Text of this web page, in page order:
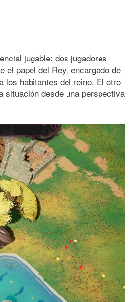
jugable: dos jugadores
el papel del Rey, encargado de
los habitantes del reino. El otro
situación desde una perspectiva